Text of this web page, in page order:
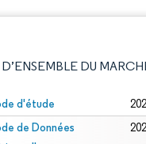
DU
d'étude
de Données